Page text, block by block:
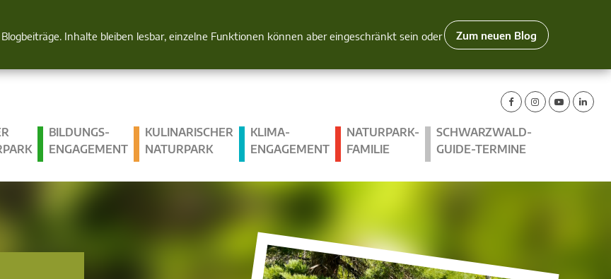
Inhalte bleiben lesbar, einzelne Funktionen können aber eingeschränkt sein oder
Zum neuen Blog
im Blick
BILDUNGS­
ENGAGEMENT
KULINARISCHER
NATURPARK
KLIMA­
ENGAGEMENT
NATURPARK-
FAMILIE
SCHWARZWALD-
GUIDE-TERMINE